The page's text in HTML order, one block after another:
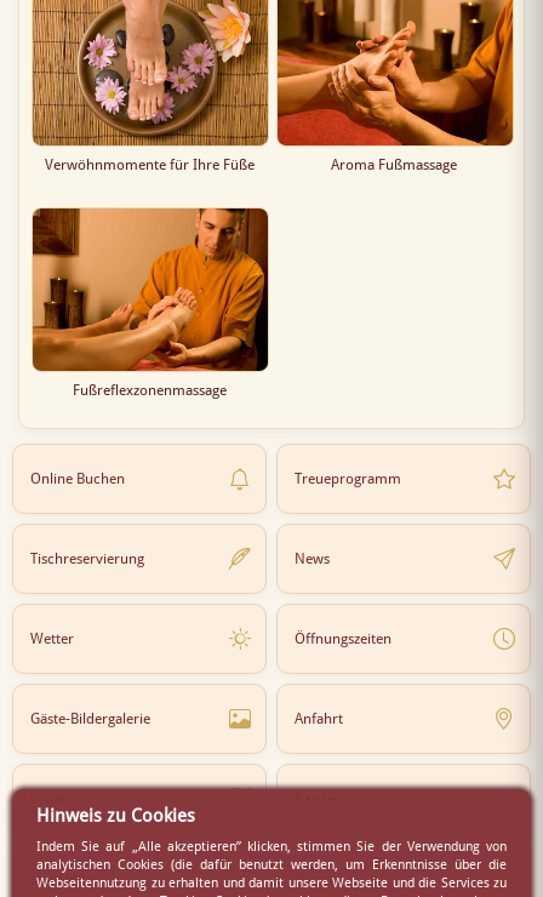
Verwöhnmomente für Ihre Füße Aroma Fußmassage
Fußreflexzonenmassage
Online Buchen Treueprogramm
Tischreservierung News
Wetter Öffnungszeiten
Gäste-Bildergalerie Anfahrt
Newsletter Partner
Hinweis zu Cookies
Indem Sie auf „Alle akzeptieren” klicken, stimmen Sie der Verwendung von
analytischen Cookies (die dafür benutzt werden, um Erkenntnisse über die
Webseitennutzung zu erhalten und damit unsere Webseite und die Services zu